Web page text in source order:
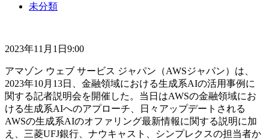
未分類
2023年11月1日9:00
アマゾン ウェブ サービス ジャパン（AWSジャパン）は、
2023年10月13日、金融領域における生成系AIの活用事例に
関する記者説明会を開催した。当日はAWSの金融領域にお
ける生成系AIへのアプローチ、日々アップデートされる
AWSの生成系AIのオファリング最新情報に関する説明に加
え、三菱UFJ銀行、ナウキャスト、シンプレクスの担当者か